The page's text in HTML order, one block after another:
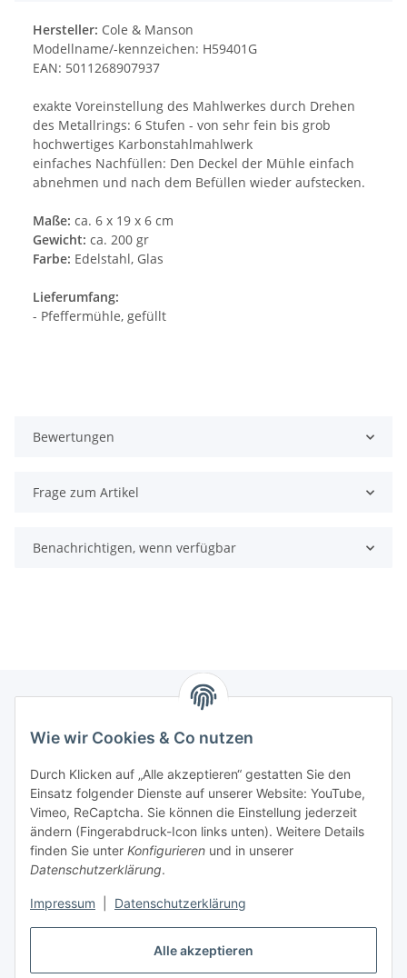
Alle akzeptieren
Wie wir Cookies & Co nutzen
Durch Klicken auf „Alle akzeptieren“ gestatten Sie den
Einsatz folgender Dienste auf unserer Website: YouTube,
Vimeo, ReCaptcha. Sie können die Einstellung jederzeit
ändern (Fingerabdruck-Icon links unten). Weitere Details
finden Sie unter Konfigurieren und in unserer
Datenschutzerklärung.
Impressum Datenschutzerklärung
Hersteller: Cole & Manson
Modellname/-kennzeichen: H59401G
EAN: 5011268907937
exakte Voreinstellung des Mahlwerkes durch Drehen
des Metallrings: 6 Stufen - von sehr fein bis grob
hochwertiges Karbonstahlmahlwerk
einfaches Nachfüllen: Den Deckel der Mühle einfach
abnehmen und nach dem Befüllen wieder aufstecken.
Maße: ca. 6 x 19 x 6 cm
Gewicht: ca. 200 gr
Farbe: Edelstahl, Glas
Lieferumfang:
- Pfeffermühle, gefüllt
Bewertungen
Frage zum Artikel
Benachrichtigen, wenn verfügbar
Zahlungsmöglichkeiten
Versandinformationen
Gesetzliche Informationen